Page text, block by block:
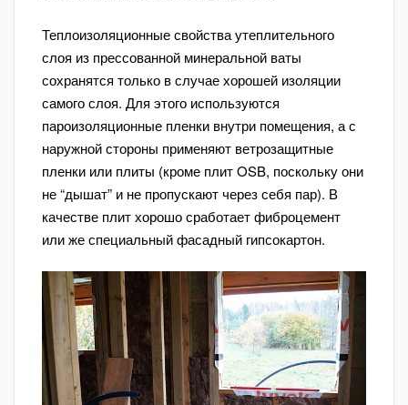
Теплоизоляционные свойства утеплительного
слоя из прессованной минеральной ваты
сохранятся только в случае хорошей изоляции
самого слоя. Для этого используются
пароизоляционные пленки внутри помещения, а с
наружной стороны применяют ветрозащитные
пленки или плиты (кроме плит OSB, поскольку они
не “дышат” и не пропускают через себя пар). В
качестве плит хорошо сработает фиброцемент
или же специальный фасадный гипсокартон.